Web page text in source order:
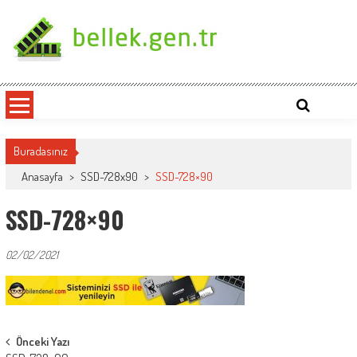
content
bellek.gen.tr
Buradasınız
Anasayfa > SSD-728x90 > SSD-728×90
SSD-728×90
02/02/2021
Post
Önceki Yazı